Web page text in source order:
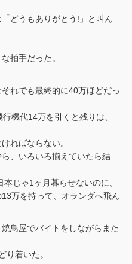
どうもありがとう!」と叫ん
拍手だった。
れでも最終的に40万ほどだっ
機代14万を引くと残りは、
ればならない。
ら、いろいろ揃えていたら結
じゃ1ヶ月暮らせないのに、
万を持って、オランダへ飛ん
鳥屋でバイトをしながらまた
り着いた。